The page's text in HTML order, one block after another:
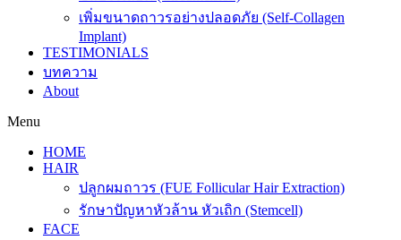
เพิ่มขนาดถาวรอย่างปลอดภัย (Self-Collagen
Implant)
TESTIMONIALS
บทความ
About
Menu
HOME
HAIR
ปลูกผมถาวร (FUE Follicular Hair Extraction)
รักษาปัญหาหัวล้าน หัวเถิก (Stemcell)
FACE